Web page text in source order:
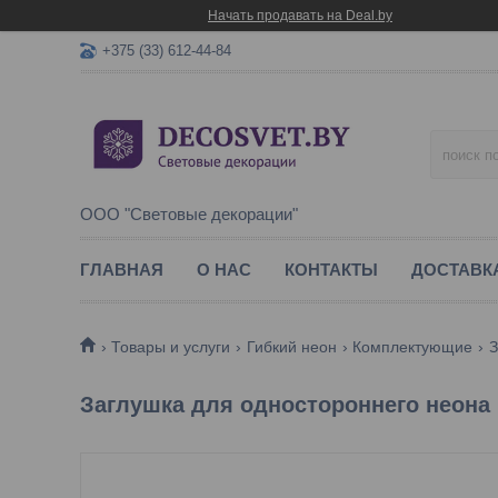
Начать продавать на Deal.by
+375 (33) 612-44-84
ООО "Световые декорации"
ГЛАВНАЯ О НАС КОНТАКТЫ
Товары и услуги Гибкий неон Комплектующие
Заглушка для одностороннего неона